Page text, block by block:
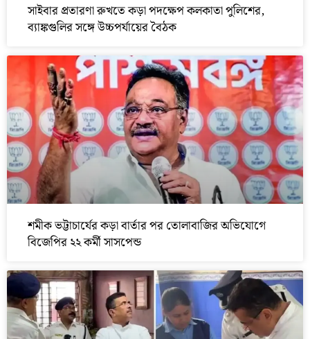
সাইবার প্রতারণা রুখতে কড়া পদক্ষেপ কলকাতা পুলিশের,
ব্যাঙ্কগুলির সঙ্গে উচ্চপর্যায়ের বৈঠক
শমীক ভট্টাচার্যের কড়া বার্তার পর তোলাবাজির অভিযোগে
বিজেপির ২২ কর্মী সাসপেন্ড